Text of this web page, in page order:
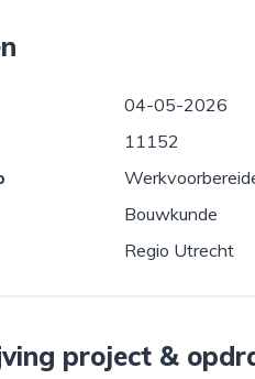
04-05-2026
11152
Bouwkunde
Regio Utrecht
project &